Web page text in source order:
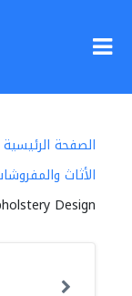
الصفحة الرئيسية
الأثاث
Design